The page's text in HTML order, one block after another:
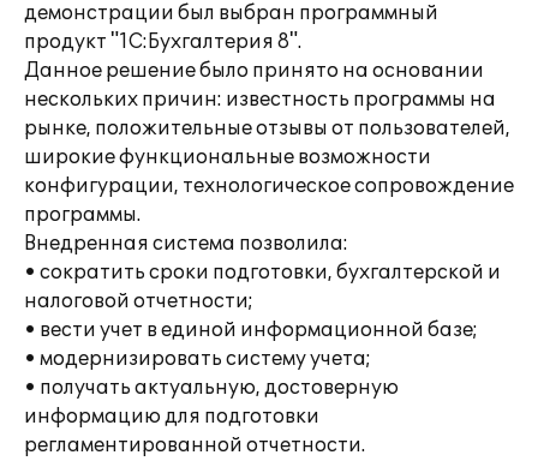
демонстрации был выбран программный
продукт "1С:Бухгалтерия 8".
Данное решение было принято на основании
нескольких причин: известность программы на
рынке, положительные отзывы от пользователей,
широкие функциональные возможности
конфигурации, технологическое сопровождение
программы.
Внедренная система позволила:
• сократить сроки подготовки, бухгалтерской и
налоговой отчетности;
• вести учет в единой информационной базе;
• модернизировать систему учета;
• получать актуальную, достоверную
информацию для подготовки
регламентированной отчетности.